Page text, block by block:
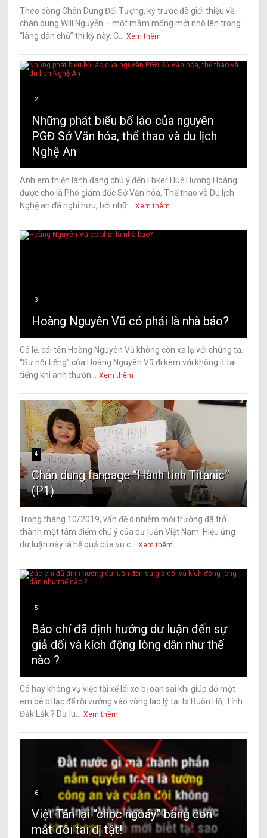
Theo dòng Chân Dung Đối Tượng, kỳ trước đã giới thiệu về
chân dung Will Nguyễn – một mầm mống mới nhô lên trong
“làng dân chủ” thì kỳ này, C...
Xem thêm
2
Những phát biểu bố láo của nguyên
PGĐ Sở Văn hóa, thể thao và du lịch
Nghệ An
Anh em thiện lành đang chú ý đến Fbker Huệ Hương Hoàng
được cho là Phó giám đốc Sở Văn hóa, Thể thao và Du lịch
Nghệ an đã nghỉ hưu, bởi nhữ...
Xem thêm
3
Hoàng Nguyên Vũ có phải là nhà báo?
Có lẽ, cái tên Hoàng Nguyên Vũ không còn xa lạ với chúng ta.
“Sự nổi tiếng” của Hoàng Nguyên Vũ đi kèm với không ít tai
tiếng khi anh thườn...
Xem thêm
4
Chân dung fanpage “Hành tinh Titanic”
(P1)
Trong tháng 10/2019, vấn đề ô nhiễm môi trường đã trở
thành một tâm điểm chú ý của dư luận Việt Nam. Hiệu ứng
dư luận này là hệ quả của vụ c...
Xem thêm
5
Báo chí đã định hướng dư luận đến sự
giả dối và kích động lòng dân như thế
nào ?
Có hay không vụ việc tài xế lái xe bị oan sai khi giúp đỡ một
em bé bị lạc để rồi vướng vào vòng lao lý tại tx Buôn Hồ, Tỉnh
Đăk Lăk ? Dư lu...
Xem thêm
6
Việt Tân lại “chọc ngoáy” bằng con
mắt đôi tai dị tật!